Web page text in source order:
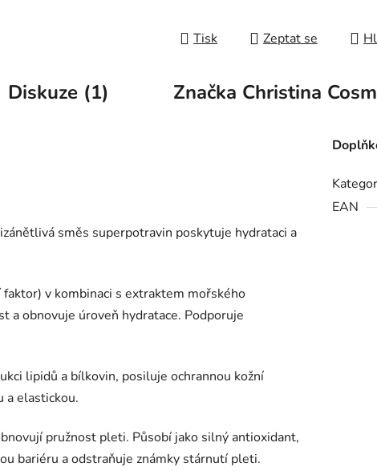
Tisk Zeptat se
Diskuze (1) Značka Christina
směs superpotravin poskytuje hydrataci a
v kombinaci s extraktem mořského
a obnovuje úroveň hydratace. Podporuje
lipidů a bílkovin, posiluje ochrannou kožní
a elastickou.
pružnost pleti. Působí jako silný antioxidant,
bariéru a odstraňuje známky stárnutí pleti.
EAN